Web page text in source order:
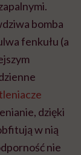
bomba
fenkułu (a
dzięki
w nią
nie